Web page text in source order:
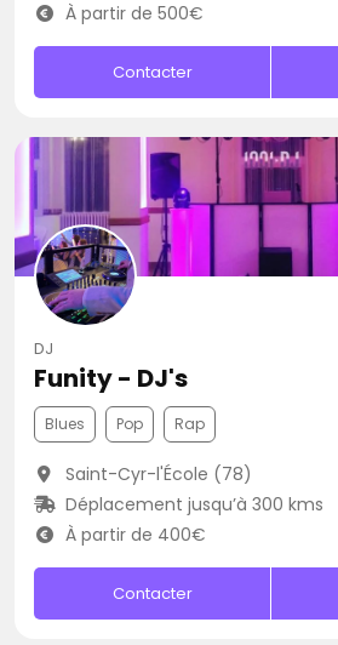
À partir de 500€
Contacter
DJ
Funity - DJ's
Blues Pop Rap
Saint-Cyr-l'École (78)
Déplacement jusqu’à 300 kms
À partir de 400€
Contacter